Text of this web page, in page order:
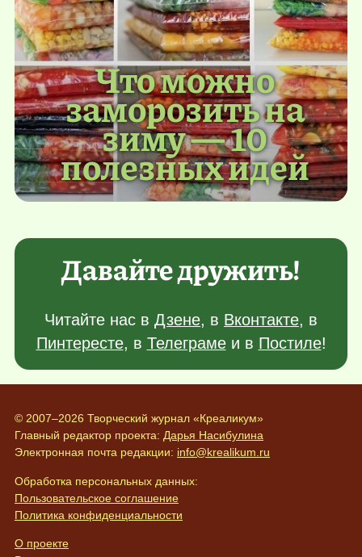
Что можно
заморозить на
зиму — 10
полезных идей
Давайте дружить!
Читайте нас в Дзене, в Вконтакте, в
Пинтересте, в Телеграмеи в Постиле!
© 2007–2026 Творческий журнал «Креаликум»
Главный редактор проекта: Дарья Насибулина
Электронная почта редакции: info@krealikum.ru
Обработка персональных данных:
Пользовательское соглашение
Политика конфиденциальности
О проекте